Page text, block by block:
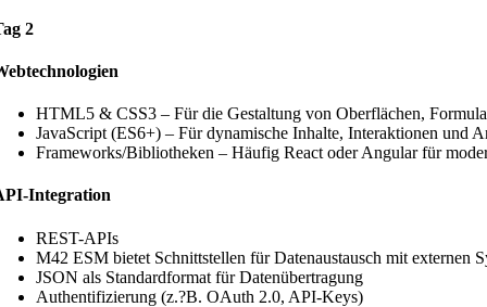
2
HTML5 & CSS3 – Für die Gestaltung von Oberflächen,
JavaScript (ES6+) – Für dynamische Inhalte, Interaktionen und
Frameworks/Bibliotheken – Häufig React oder Angular für
Integration
REST-APIs
M42 ESM bietet Schnittstellen für Datenaustausch mit externen
JSON als Standardformat für Datenübertragung
Authentifizierung (z.?B. OAuth 2.0, API-Keys)